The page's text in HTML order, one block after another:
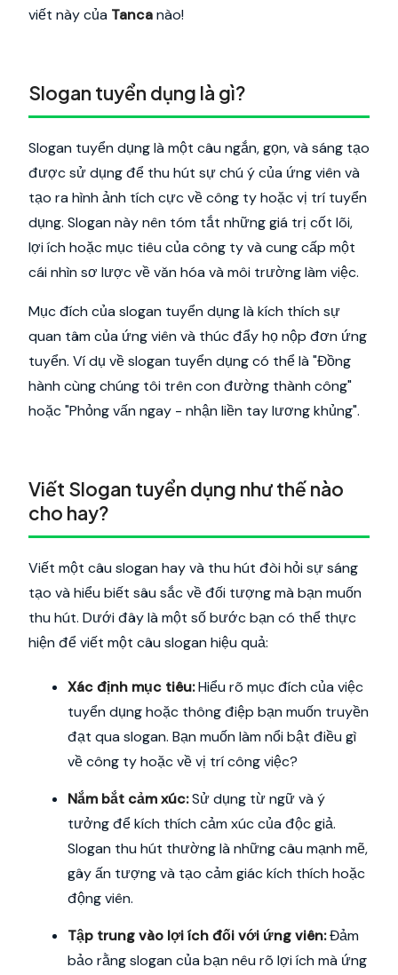
viết này của Tancanào!
Slogan tuyển dụng là gì?
Slogan tuyển dụng là một câu ngắn, gọn, và sáng tạo
được sử dụng để thu hút sự chú ý của ứng viên và
tạo ra hình ảnh tích cực về công ty hoặc vị trí tuyển
dụng. Slogan này nên tóm tắt những giá trị cốt lõi,
lợi ích hoặc mục tiêu của công ty và cung cấp một
cái nhìn sơ lược về văn hóa và môi trường làm việc.
Mục đích của slogan tuyển dụng là kích thích sự
quan tâm của ứng viên và thúc đẩy họ nộp đơn ứng
tuyển. Ví dụ về slogan tuyển dụng có thể là "Đồng
hành cùng chúng tôi trên con đường thành công"
hoặc "Phỏng vấn ngay - nhận liền tay lương khủng".
Viết Slogan tuyển dụng như thế nào
cho hay?
Viết một câu slogan hay và thu hút đòi hỏi sự sáng
tạo và hiểu biết sâu sắc về đối tượng mà bạn muốn
thu hút. Dưới đây là một số bước bạn có thể thực
hiện để viết một câu slogan hiệu quả:
Xác định mục tiêu:Hiểu rõ mục đích của việc
tuyển dụng hoặc thông điệp bạn muốn truyền
đạt qua slogan. Bạn muốn làm nổi bật điều gì
về công ty hoặc về vị trí công việc?
Nắm bắt cảm xúc:Sử dụng từ ngữ và ý
tưởng để kích thích cảm xúc của độc giả.
Slogan thu hút thường là những câu mạnh mẽ,
gây ấn tượng và tạo cảm giác kích thích hoặc
động viên.
Tập trung vào lợi ích đối với ứng viên:Đảm
bảo rằng slogan của bạn nêu rõ lợi ích mà ứng